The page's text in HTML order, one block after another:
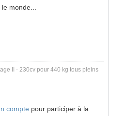
monde...
II - 230cv pour 440 kg tous pleins
compte pour participer à la